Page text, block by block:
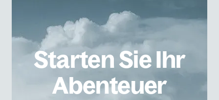
Starten Sie Ihr
Abenteuer